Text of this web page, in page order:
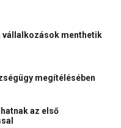
vállalkozások menthetik
megítélésében
az első